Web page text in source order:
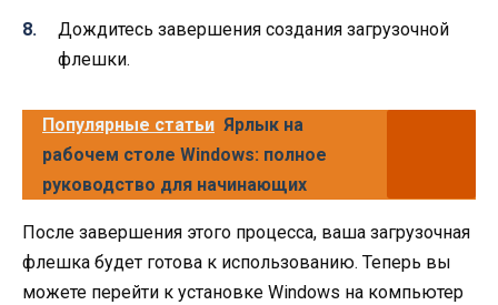
Дождитесь завершения создания загрузочной
флешки.
Популярные статьи Ярлык на
рабочем столе Windows: полное
руководство для начинающих
После завершения этого процесса, ваша загрузочная
флешка будет готова к использованию. Теперь вы
можете перейти к установке Windows на компьютер